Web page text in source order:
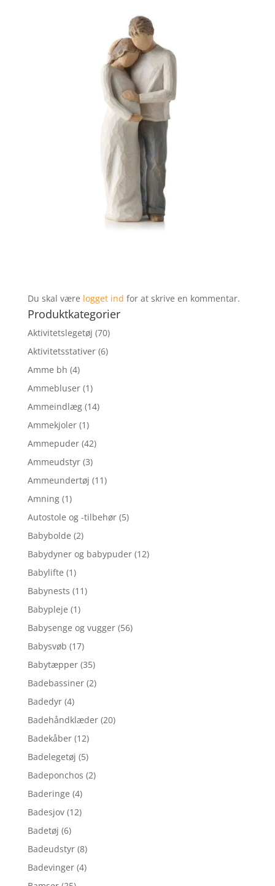
Du skal være logget ind for at skrive en kommentar.
Produktkategorier
Aktivitetslegetøj (70)
Aktivitetsstativer (6)
Amme bh (4)
Ammebluser (1)
Ammeindlæg (14)
Ammekjoler (1)
Ammepuder (42)
Ammeudstyr (3)
Ammeundertøj (11)
Amning (1)
Autostole og -tilbehør (5)
Babybolde (2)
Babydyner og babypuder (12)
Babylifte (1)
Babynests (11)
Babypleje (1)
Babysenge og vugger (56)
Babysvøb (17)
Babytæpper (35)
Badebassiner (2)
Badedyr (4)
Badehåndklæder (20)
Badekåber (12)
Badelegetøj (5)
Badeponchos (2)
Baderinge (4)
Badesjov (12)
Badetøj (6)
Badeudstyr (8)
Badevinger (4)